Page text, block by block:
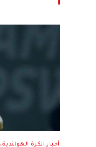
أخبار الكرة الهولندية،